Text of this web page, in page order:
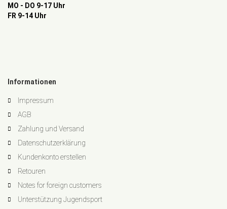
MO - DO 9-17 Uhr
FR 9-14 Uhr
Informationen
Impressum
AGB
Zahlung und Versand
Datenschutzerklärung
Kundenkonto erstellen
Retouren
Notes for foreign customers
Unterstützung Jugendsport